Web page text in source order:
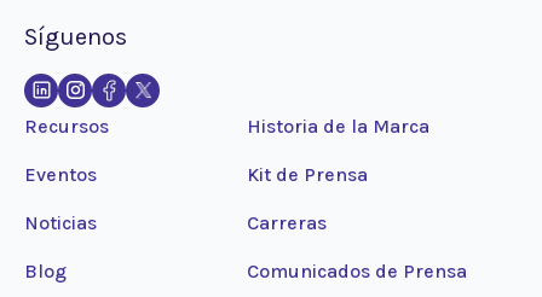
Síguenos
Recursos
Eventos
Noticias
Blog
Historia de la Marca
Kit de Prensa
Carreras
Comunicados de Prensa